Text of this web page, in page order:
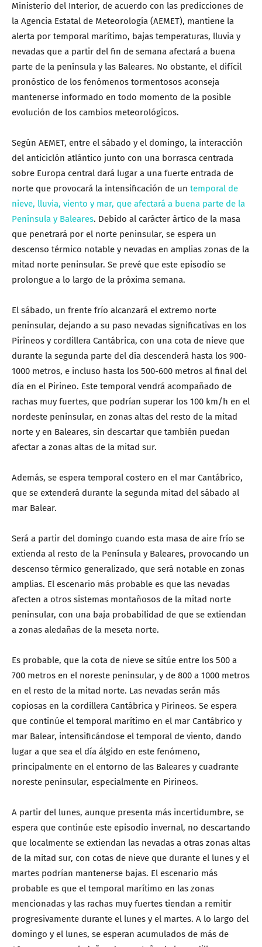
Ministerio del Interior, de acuerdo con las predicciones de
la Agencia Estatal de Meteorología (AEMET), mantiene la
alerta por temporal marítimo, bajas temperaturas, lluvia y
nevadas que a partir del fin de semana afectará a buena
parte de la península y las Baleares. No obstante, el difícil
pronóstico de los fenómenos tormentosos aconseja
mantenerse informado en todo momento de la posible
evolución de los cambios meteorológicos.
Según AEMET, entre el sábado y el domingo, la interacción
del anticiclón atlántico junto con una borrasca centrada
sobre Europa central dará lugar a una fuerte entrada de
norte que provocará la intensificación de un temporal de
nieve, lluvia, viento y mar, que afectará a buena parte de la
Península y Baleares. Debido al carácter ártico de la masa
que penetrará por el norte peninsular, se espera un
descenso térmico notable y nevadas en amplias zonas de la
mitad norte peninsular. Se prevé que este episodio se
prolongue a lo largo de la próxima semana.
El sábado, un frente frío alcanzará el extremo norte
peninsular, dejando a su paso nevadas significativas en los
Pirineos y cordillera Cantábrica, con una cota de nieve que
durante la segunda parte del día descenderá hasta los 900-
1000 metros, e incluso hasta los 500-600 metros al final del
día en el Pirineo. Este temporal vendrá acompañado de
rachas muy fuertes, que podrían superar los 100 km/h en el
nordeste peninsular, en zonas altas del resto de la mitad
norte y en Baleares, sin descartar que también puedan
afectar a zonas altas de la mitad sur.
Además, se espera temporal costero en el mar Cantábrico,
que se extenderá durante la segunda mitad del sábado al
mar Balear.
Será a partir del domingo cuando esta masa de aire frío se
extienda al resto de la Península y Baleares, provocando un
descenso térmico generalizado, que será notable en zonas
amplias. El escenario más probable es que las nevadas
afecten a otros sistemas montañosos de la mitad norte
peninsular, con una baja probabilidad de que se extiendan
a zonas aledañas de la meseta norte.
Es probable, que la cota de nieve se sitúe entre los 500 a
700 metros en el noreste peninsular, y de 800 a 1000 metros
en el resto de la mitad norte. Las nevadas serán más
copiosas en la cordillera Cantábrica y Pirineos. Se espera
que continúe el temporal marítimo en el mar Cantábrico y
mar Balear, intensificándose el temporal de viento, dando
lugar a que sea el día álgido en este fenómeno,
principalmente en el entorno de las Baleares y cuadrante
noreste peninsular, especialmente en Pirineos.
A partir del lunes, aunque presenta más incertidumbre, se
espera que continúe este episodio invernal, no descartando
que localmente se extiendan las nevadas a otras zonas altas
de la mitad sur, con cotas de nieve que durante el lunes y el
martes podrían mantenerse bajas. El escenario más
probable es que el temporal marítimo en las zonas
mencionadas y las rachas muy fuertes tiendan a remitir
progresivamente durante el lunes y el martes. A lo largo del
domingo y el lunes, se esperan acumulados de más de